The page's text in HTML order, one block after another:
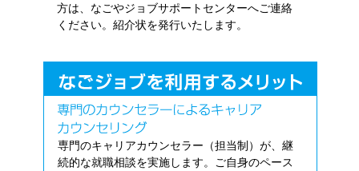
方は、なごやジョブサポートセンターへご連絡
ください。紹介状を発行いたします。
専門のキャリアカウンセラー（担当制）が、継
続的な就職相談を実施します。ご自身のペース